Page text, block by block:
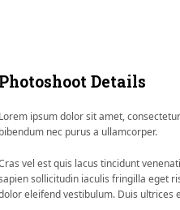
Photoshoot Details
Lorem ipsum dolor sit amet,
bibendum nec purus a ullamcorper.
vel est quis lacus tincidunt
sollicitudin iaculis fringilla eget
eleifend vestibulum. Duis ultrices